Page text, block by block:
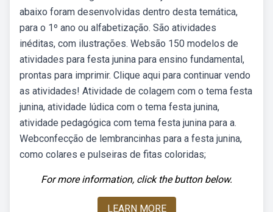
abaixo foram desenvolvidas dentro desta temática,
para o 1º ano ou alfabetização. São atividades
inéditas, com ilustrações. Websão 150 modelos de
atividades para festa junina para ensino fundamental,
prontas para imprimir. Clique aqui para continuar vendo
as atividades! Atividade de colagem com o tema festa
junina, atividade lúdica com o tema festa junina,
atividade pedagógica com tema festa junina para a.
Webconfecção de lembrancinhas para a festa junina,
como colares e pulseiras de fitas coloridas;
For more information, click the button below.
LEARN MORE